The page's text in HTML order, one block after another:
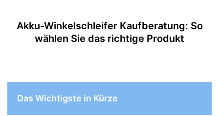
Schruppscheibe
Akku-Winkelschleifer Kaufberatung: So
wählen Sie das richtige Produkt
Das Wichtigste in Kürze